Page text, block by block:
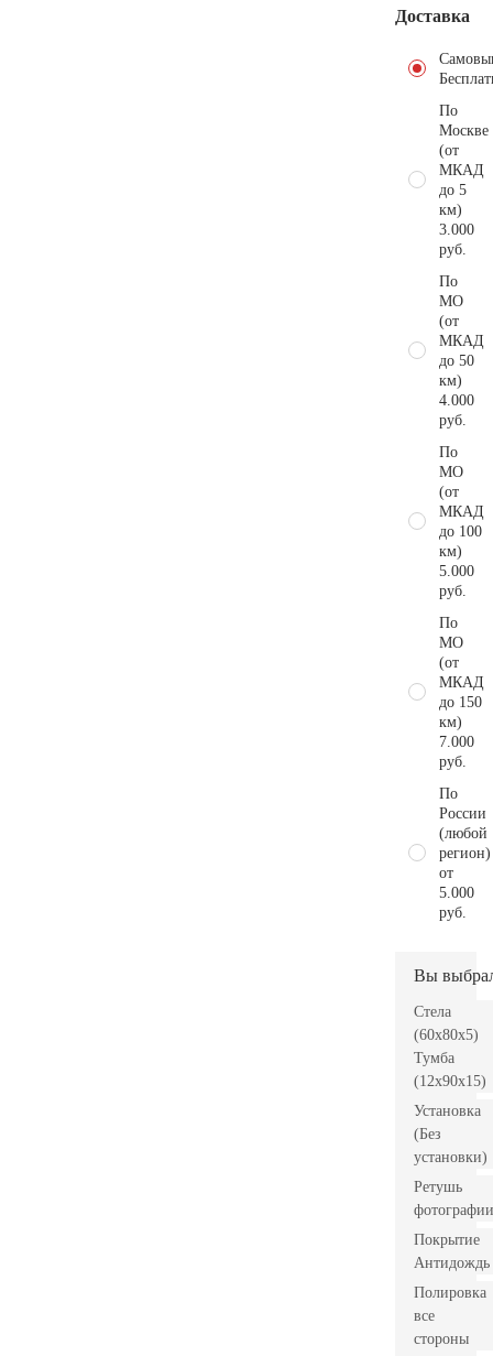
Доставка
По
Москве
(от
МКАД
до 5
км)
3.000
руб.
По
МО
(от
МКАД
до 50
км)
4.000
руб.
По
МО
(от
МКАД
до 100
км)
5.000
руб.
По
МО
(от
МКАД
до 150
км)
7.000
руб.
По
России
(любой
регион)
от
5.000
руб.
Вы
Стела
(60x80x5)
Тумба
(12x90x15)
Установка
(Без
установки)
Ретушь
фотографии
Покрытие
Антидождь
Полировка
все
стороны